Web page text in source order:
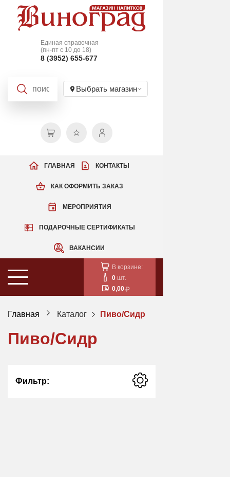
Единая справочная
(пн-пт с 10 до 18)
8 (3952) 655-677
Выбрать магазин
КАК ОФОРМИТЬ ЗАКАЗ
МЕРОПРИЯТИЯ
ПОДАРОЧНЫЕ СЕРТИФИКАТЫ
ВАКАНСИИ
ГЛАВНАЯ КОНТАКТЫ
В корзине:
0 шт.
0,00
Главная Каталог Пиво/Сидр
Пиво/Сидр
Фильтр: